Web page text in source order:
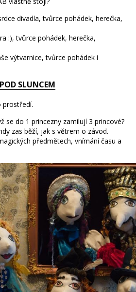
divadla, tvůrce pohádek, herečka,
:), tvůrce pohádek, herečka,
výtvarnice, tvůrce pohádek i
SLUNCEM
prostředí.
se do 1 princezny zamilují 3 princové?
zas běží, jak s větrem o závod.
předmětech, vnímání času a